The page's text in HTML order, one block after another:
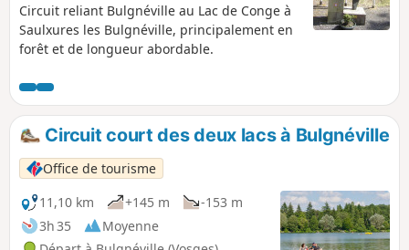
Circuit reliant Bulgnéville au Lac de Conge à
Saulxures les Bulgnéville, principalement en
forêt et de longueur abordable.
Circuit court des deux lacs à Bulgnéville
Office de tourisme
11,10 km
+145 m
-153 m
3h 35
Moyenne